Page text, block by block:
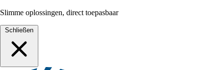
Slimme oplossingen, direct toepasbaar
Schließen